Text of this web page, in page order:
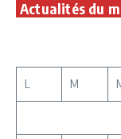
Actualités du
L M